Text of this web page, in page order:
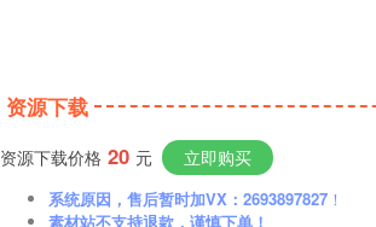
资源下载
资源下载价格 20 元 立即购买
系统原因，售后暂时加VX：2693897827 ！
素材站不支持退款，谨慎下单！